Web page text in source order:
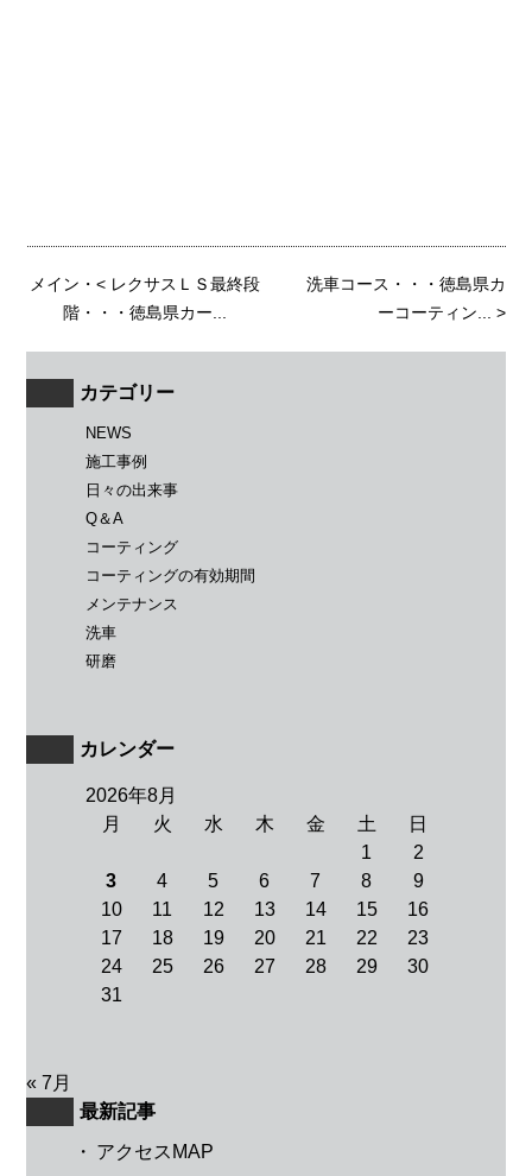
メイン ・< レクサスＬＳ最終段
階・・・徳島県カー...
洗車コース・・・徳島県カ
ーコーティン... >
カテゴリー
NEWS
施工事例
日々の出来事
Q＆A
コーティング
コーティングの有効期間
メンテナンス
洗車
研磨
カレンダー
2026年8月
月
火 水 木 金 土
日
1
2
3
4 5 6 7 8
9
10
11 12 13 14 15
16
17
18 19 20 21 22
23
24
25 26 27 28 29
30
31
« 7月
最新記事
・ アクセスMAP